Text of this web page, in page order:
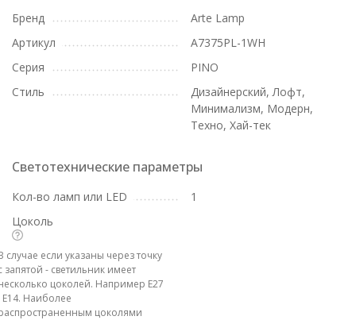
Бренд
Arte Lamp
Артикул
A7375PL-1WH
Серия
PINO
Стиль
Дизайнерский, Лофт,
Минимализм, Модерн,
Техно, Хай-тек
Светотехнические параметры
Кол-во ламп или LED
1
Цоколь
случае если указаны через точку
запятой - светильник имеет
цоколей. Например E27
E14. Наиболее
цоколями